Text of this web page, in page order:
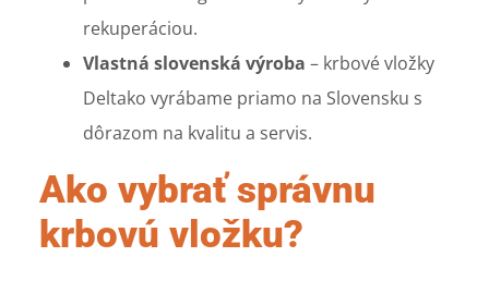
rekuperáciou.
Vlastná slovenská výroba – krbové vložky
Deltako vyrábame priamo na Slovensku s
dôrazom na kvalitu a servis.
Ako vybrať správnu
krbovú vložku?